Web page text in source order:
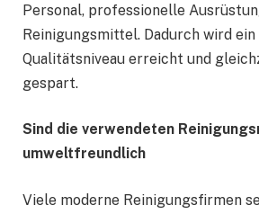
Personal, professionelle
Reinigungsmittel. Dadurch wird ein
Qualitätsniveau erreicht und
gespart.
Sind die verwendeten
umweltfreundlich
Viele moderne Reinigungsfirmen